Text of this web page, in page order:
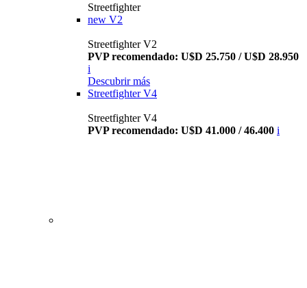
Streetfighter
new V2
Streetfighter V2
PVP recomendado: U$D 25.750 / U$D 28.950
i
Descubrir más
Streetfighter V4
Streetfighter V4
PVP recomendado: U$D 41.000 / 46.400 i